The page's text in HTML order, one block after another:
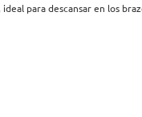
para descansar en los